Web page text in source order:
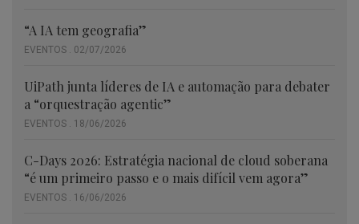
“A IA tem geografia”
EVENTOS . 02/07/2026
UiPath junta líderes de IA e automação para debater
a “orquestração agentic”
EVENTOS . 18/06/2026
C-Days 2026: Estratégia nacional de cloud soberana
“é um primeiro passo e o mais difícil vem agora”
EVENTOS . 16/06/2026